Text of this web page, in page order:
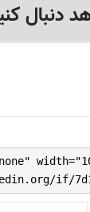
دنبال
if/